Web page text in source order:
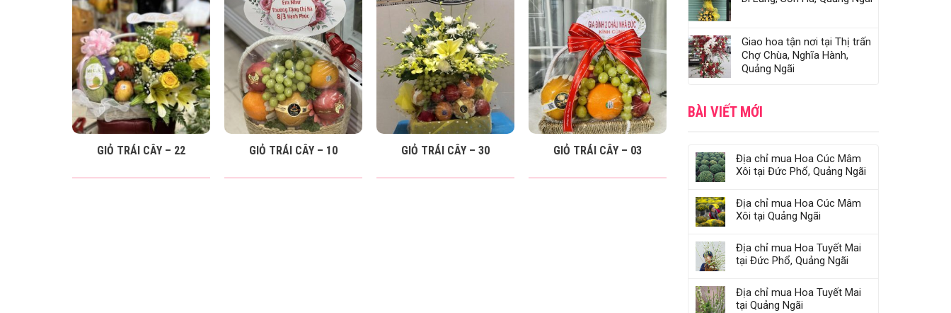
Giao hoa tận nơi tại Thị trấn
Chợ Chùa, Nghĩa Hành,
Quảng Ngãi
BÀI VIẾT MỚI
Địa chỉ mua Hoa Cúc Mâm
Xôi tại Đức Phổ, Quảng Ngãi
Địa chỉ mua Hoa Cúc Mâm
Xôi tại Quảng Ngãi
Địa chỉ mua Hoa Tuyết Mai
tại Đức Phổ, Quảng Ngãi
Địa chỉ mua Hoa Tuyết Mai
tại Quảng Ngãi
GIỎ TRÁI CÂY – 22 GIỎ TRÁI CÂY – 10 GIỎ TRÁI CÂY – 30 GIỎ TRÁI CÂY – 03